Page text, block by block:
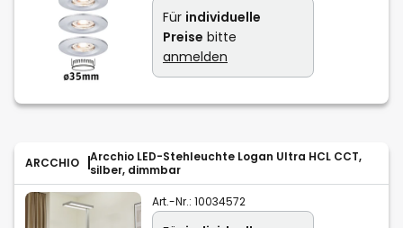
Für individuelle
Preise bitte
anmelden
ARCCHIO
Arcchio LED-Stehleuchte Logan Ultra HCL CCT,
silber, dimmbar
Art.-Nr.: 10034572